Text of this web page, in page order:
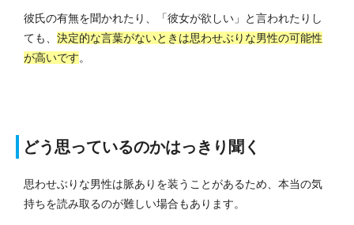
彼氏の有無を聞かれたり、「彼女が欲しい」と言われたりし
ても、 決定的な言葉がないときは思わせぶりな男性の可能性
が高いです。
どう思っているのかはっきり聞く
思わせぶりな男性は脈ありを装うことがあるため、本当の気
持ちを読み取るのが難しい場合もあります。